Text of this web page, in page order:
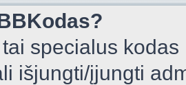
specialus
išjungti/įjungti